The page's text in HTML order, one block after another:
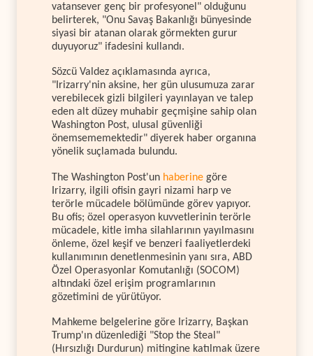
vatansever genç bir profesyonel" olduğunu
belirterek, "Onu Savaş Bakanlığı bünyesinde
siyasi bir atanan olarak görmekten gurur
duyuyoruz" ifadesini kullandı.
Sözcü Valdez açıklamasında ayrıca,
"Irizarry'nin aksine, her gün ulusumuza zarar
verebilecek gizli bilgileri yayınlayan ve talep
eden alt düzey muhabir geçmişine sahip olan
Washington Post, ulusal güvenliği
önemsememektedir" diyerek haber organına
yönelik suçlamada bulundu.
The Washington Post'un haberine göre
Irizarry, ilgili ofisin gayri nizami harp ve
terörle mücadele bölümünde görev yapıyor.
Bu ofis; özel operasyon kuvvetlerinin terörle
mücadele, kitle imha silahlarının yayılmasını
önleme, özel keşif ve benzeri faaliyetlerdeki
kullanımının denetlenmesinin yanı sıra, ABD
Özel Operasyonlar Komutanlığı (SOCOM)
altındaki özel erişim programlarının
gözetimini de yürütüyor.
Mahkeme belgelerine göre Irizarry, Başkan
Trump'ın düzenlediği "Stop the Steal"
(Hırsızlığı Durdurun) mitingine katılmak üzere